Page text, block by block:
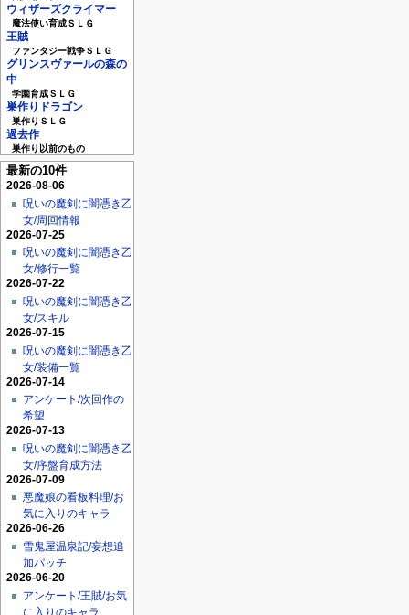
ウィザーズクライマー
魔法使い育成ＳＬＧ
王賊
ファンタジー戦争ＳＬＧ
グリンスヴァールの森の
中
学園育成ＳＬＧ
巣作りドラゴン
巣作りＳＬＧ
過去作
巣作り以前のもの
最新の10件
2026-08-06
呪いの魔剣に闇憑き乙
女/周回情報
2026-07-25
呪いの魔剣に闇憑き乙
女/修行一覧
2026-07-22
呪いの魔剣に闇憑き乙
女/スキル
2026-07-15
呪いの魔剣に闇憑き乙
女/装備一覧
2026-07-14
アンケート/次回作の
希望
2026-07-13
呪いの魔剣に闇憑き乙
女/序盤育成方法
2026-07-09
悪魔娘の看板料理/お
気に入りのキャラ
2026-06-26
雪鬼屋温泉記/妄想追
加パッチ
2026-06-20
アンケート/王賊/お気
に入りのキャラ